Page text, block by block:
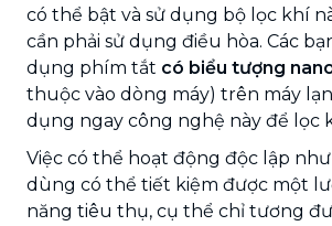
có thể bật và sử dụng bộ lọc khí
cần phải sử dụng điều hòa. Các
dụng phím tắt có biểu tượng
thuộc vào dòng máy) trên máy
dụng ngay công nghệ này để lọc
Việc có thể hoạt động độc lập
dùng có thể tiết kiệm được một
năng tiêu thụ, cụ thể chỉ tương